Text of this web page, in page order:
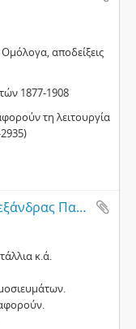
αποδείξεις
1877-1908
τη λειτουργία
Κατάλοιπα του Αρχείου της Αλεξάνδρας Παραφεντίδου
κ.ά.